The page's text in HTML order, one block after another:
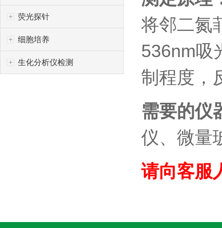
荧光探针
细胞培养
生化分析仪检测
将邻二氮
536nm吸
制程度，
需要的仪
仪、微量
请向客服